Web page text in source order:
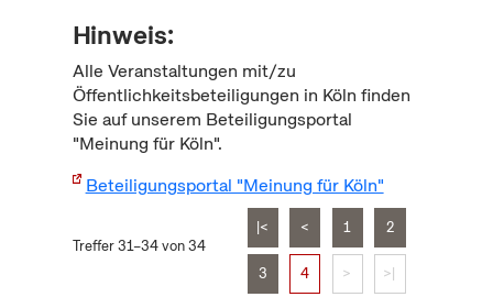
Hinweis:
Alle Veranstaltungen mit/zu
Öffentlichkeitsbeteiligungen in Köln finden
Sie auf unserem Beteiligungsportal
"Meinung für Köln".
Beteiligungsportal "Meinung für Köln"
Treffer 31–34 von 34
|< < 1 2
3 4 > >|